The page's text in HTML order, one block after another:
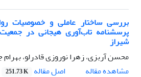
بررسی ساختار عاملی و خصوصیات
پرسشنامه تاب‌آوری هیجانی در
شیراز
محسن آربزی، زهرا نوروزی قادرلو، بهرام
مشاهده مقاله
اصل مقاله 251.73 K